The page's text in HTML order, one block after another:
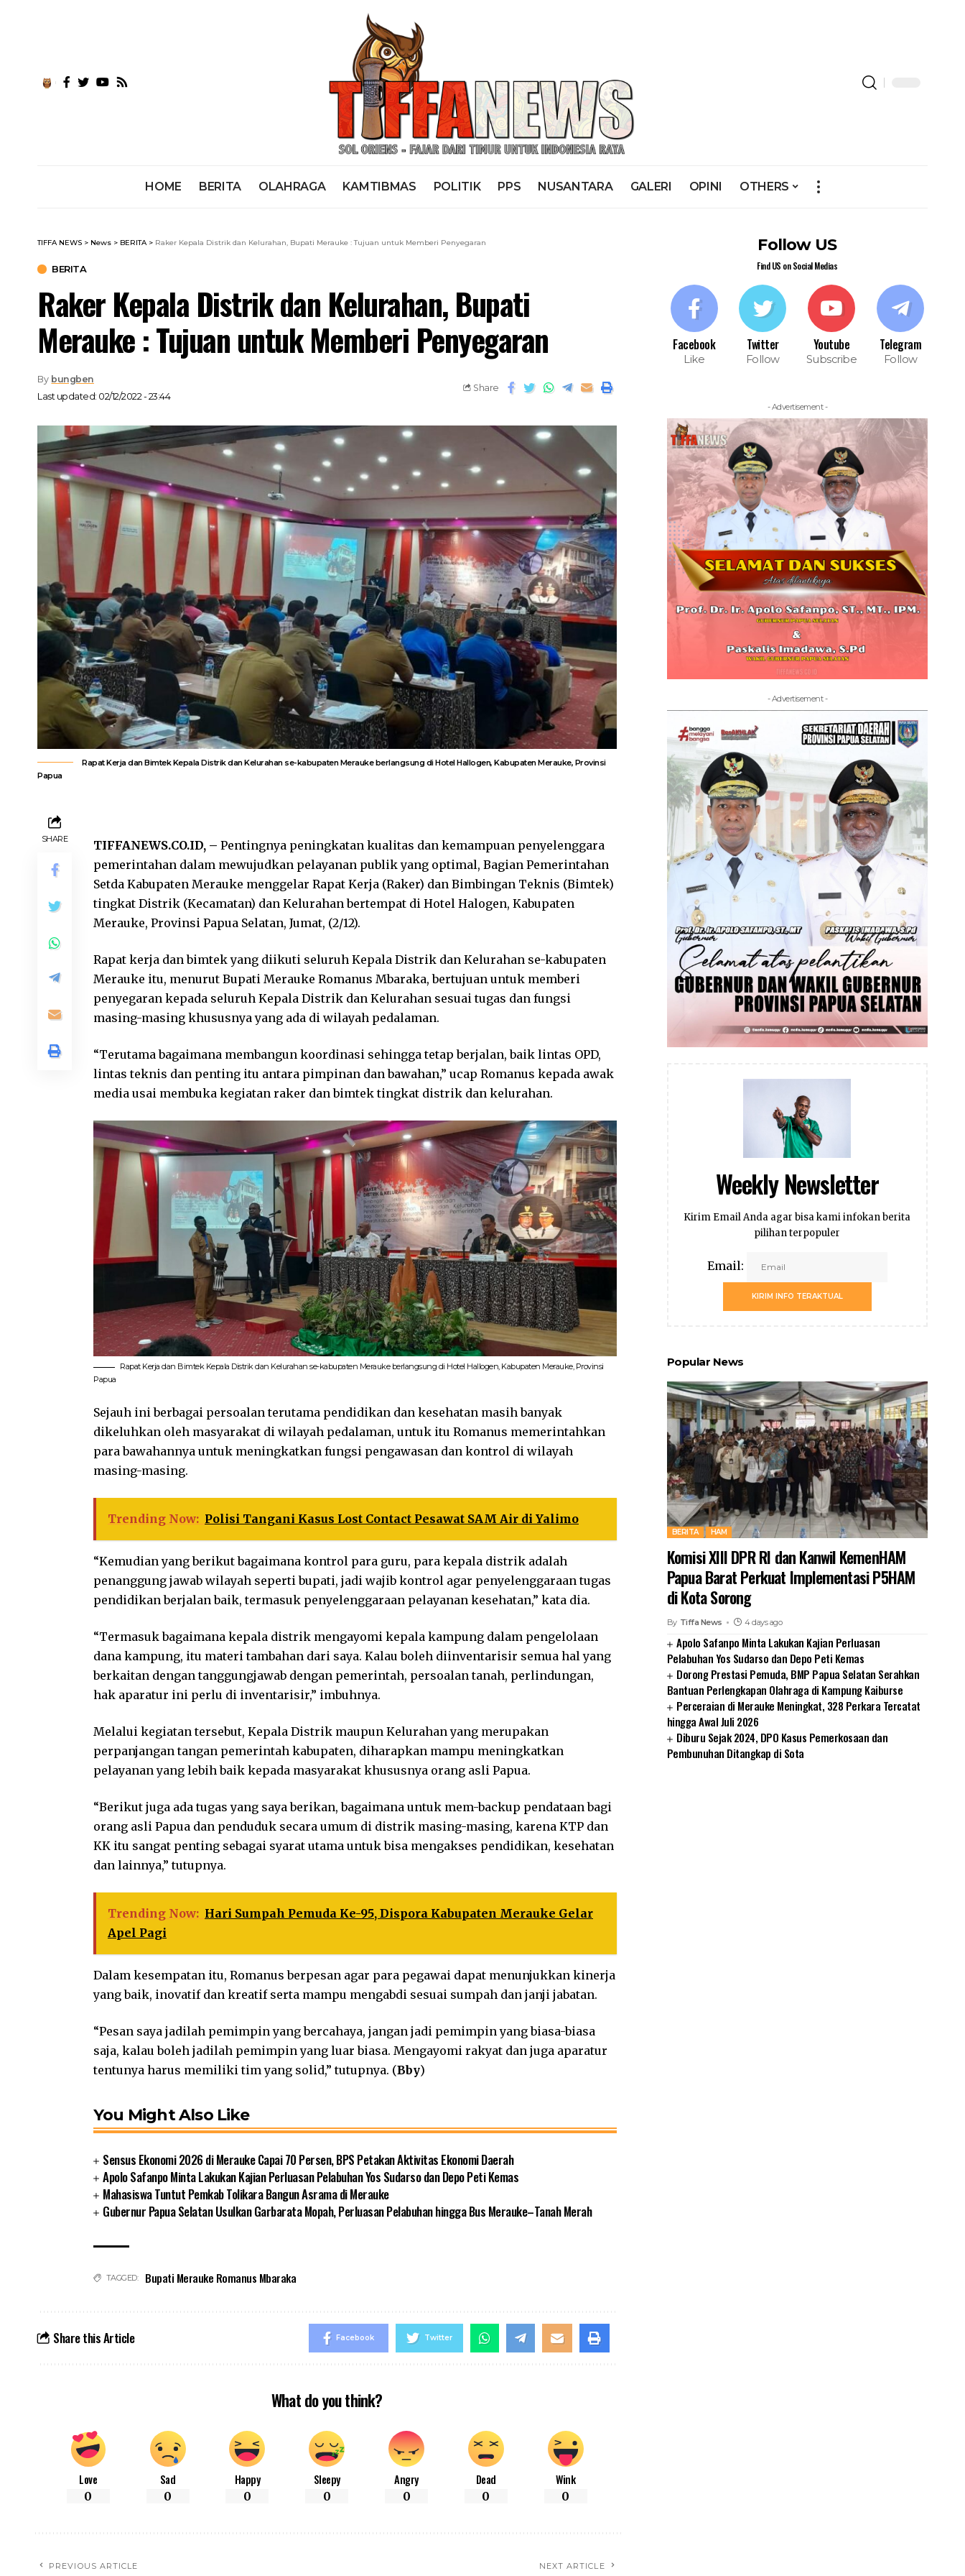
HOME BERITA OLAHRAGA KAMTIBMAS POLITIK PPS NUSANTARA GALERI OPINI OTHERS
TIFFA NEWS > News > BERITA> Raker Kepala Distrik dan Kelurahan, Bupati Merauke : Tujuan untuk Memberi Penyegaran
BERITA
Raker Kepala Distrik dan Kelurahan, Bupati
Merauke : Tujuan untuk Memberi Penyegaran
Last updated: 02/12/2022 - 23:44
By bungben
Share
Rapat Kerja dan Bimtek Kepala Distrik dan Kelurahan se-kabupaten Merauke berlangsung di Hotel Hallogen, Kabupaten Merauke, Provinsi
Papua
SHARE TIFFANEWS.CO.ID, – Pentingnya peningkatan kualitas dan kemampuan penyelenggara
pemerintahan dalam mewujudkan pelayanan publik yang optimal, Bagian Pemerintahan
Setda Kabupaten Merauke menggelar Rapat Kerja (Raker) dan Bimbingan Teknis (Bimtek)
tingkat Distrik (Kecamatan) dan Kelurahan bertempat di Hotel Halogen, Kabupaten
Merauke, Provinsi Papua Selatan, Jumat, (2/12).
Rapat kerja dan bimtek yang diikuti seluruh Kepala Distrik dan Kelurahan se-kabupaten
Merauke itu, menurut Bupati Merauke Romanus Mbaraka, bertujuan untuk memberi
penyegaran kepada seluruh Kepala Distrik dan Kelurahan sesuai tugas dan fungsi
masing-masing khususnya yang ada di wilayah pedalaman.
“Terutama bagaimana membangun koordinasi sehingga tetap berjalan, baik lintas OPD,
lintas teknis dan penting itu antara pimpinan dan bawahan,” ucap Romanus kepada awak
media usai membuka kegiatan raker dan bimtek tingkat distrik dan kelurahan.
Rapat Kerja dan Bimtek Kepala Distrik dan Kelurahan se-kabupaten Merauke berlangsung di Hotel Hallogen, Kabupaten Merauke, Provinsi
Papua
Sejauh ini berbagai persoalan terutama pendidikan dan kesehatan masih banyak
dikeluhkan oleh masyarakat di wilayah pedalaman, untuk itu Romanus memerintahkan
para bawahannya untuk meningkatkan fungsi pengawasan dan kontrol di wilayah
masing-masing.
Trending Now: Polisi Tangani Kasus Lost Contact Pesawat SAM Air di Yalimo
“Kemudian yang berikut bagaimana kontrol para guru, para kepala distrik adalah
penanggung jawab wilayah seperti bupati, jadi wajib kontrol agar penyelenggaraan tugas
pendidikan berjalan baik, termasuk penyelenggaraan pelayanan kesehatan,” kata dia.
“Termasuk bagaimana kepala distrik mengayomi kepala kampung dalam pengelolaan
dana kampung, itu materi tambahan dari saya. Kalau boleh diinventarisir semua hal yang
berkaitan dengan tanggungjawab dengan pemerintah, persoalan tanah, perlindungan,
hak aparatur ini perlu di inventarisir,” imbuhnya.
Melalui kegiatan tersebut, Kepala Distrik maupun Kelurahan yang merupakan
perpanjangan tangan pemerintah kabupaten, diharapkan mampu meningkatkan
pelayanan yang lebih baik kepada masyarakat khususnya orang asli Papua.
“Berikut juga ada tugas yang saya berikan, bagaimana untuk mem-backup pendataan bagi
orang asli Papua dan penduduk secara umum di distrik masing-masing, karena KTP dan
KK itu sangat penting sebagai syarat utama untuk bisa mengakses pendidikan, kesehatan
dan lainnya,” tutupnya.
Trending Now: Hari Sumpah Pemuda Ke-95, Dispora Kabupaten Merauke Gelar
Apel Pagi
Dalam kesempatan itu, Romanus berpesan agar para pegawai dapat menunjukkan kinerja
yang baik, inovatif dan kreatif serta mampu mengabdi sesuai sumpah dan janji jabatan.
“Pesan saya jadilah pemimpin yang bercahaya, jangan jadi pemimpin yang biasa-biasa
saja, kalau boleh jadilah pemimpin yang luar biasa. Mengayomi rakyat dan juga aparatur
tentunya harus memiliki tim yang solid,” tutupnya. (Bby)
You Might Also Like
Sensus Ekonomi 2026 di Merauke Capai 70 Persen, BPS Petakan Aktivitas Ekonomi Daerah
Apolo Safanpo Minta Lakukan Kajian Perluasan Pelabuhan Yos Sudarso dan Depo Peti Kemas
Mahasiswa Tuntut Pemkab Tolikara Bangun Asrama di Merauke
Gubernur Papua Selatan Usulkan Garbarata Mopah, Perluasan Pelabuhan hingga Bus Merauke–Tanah Merah
TAGGED: Bupati Merauke Romanus Mbaraka
Share this Article Facebook Twitter
What do you think?
Love
0
Sad
0
Happy
0
Sleepy
0
Angry
0
Dead
0
Wink
0
PREVIOUS ARTICLE NEXT ARTICLE
Follow US
Find US on Social Medias
Facebook
Like
Twitter
Follow
Youtube
Subscribe
Telegram
Follow
- Advertisement -
- Advertisement -
Weekly Newsletter
Kirim Email Anda agar bisa kami infokan berita
pilihan terpopuler
Email:
KIRIM INFO TERAKTUAL
Popular News
BERITA HAM
Komisi XIII DPR RI dan Kanwil KemenHAM
Papua Barat Perkuat Implementasi P5HAM
di Kota Sorong
By Tiffa News 4 days ago
Apolo Safanpo Minta Lakukan Kajian Perluasan
Pelabuhan Yos Sudarso dan Depo Peti Kemas
Dorong Prestasi Pemuda, BMP Papua Selatan Serahkan
Bantuan Perlengkapan Olahraga di Kampung Kaiburse
Perceraian di Merauke Meningkat, 328 Perkara Tercatat
hingga Awal Juli 2026
Diburu Sejak 2024, DPO Kasus Pemerkosaan dan
Pembunuhan Ditangkap di Sota